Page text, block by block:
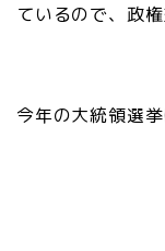
ているので、政
今年の大統領選